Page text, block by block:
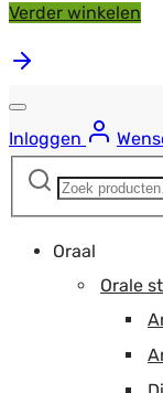
Verder winkelen
Inloggen
Zoeken
Oraal
Orale